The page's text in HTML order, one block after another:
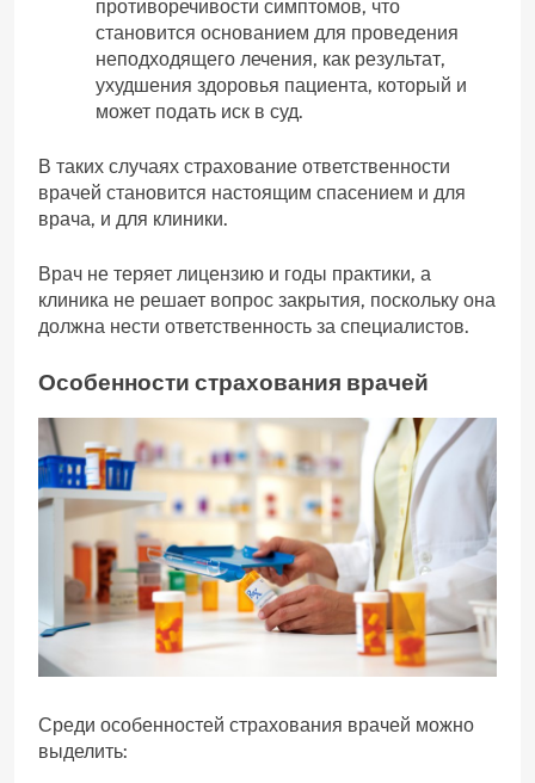
противоречивости симптомов, что
становится основанием для проведения
неподходящего лечения, как результат,
ухудшения здоровья пациента, который и
может подать иск в суд.
В таких случаях страхование ответственности
врачей становится настоящим спасением и для
врача, и для клиники.
Врач не теряет лицензию и годы практики, а
клиника не решает вопрос закрытия, поскольку она
должна нести ответственность за специалистов.
Особенности страхования врачей
Среди особенностей страхования врачей можно
выделить: